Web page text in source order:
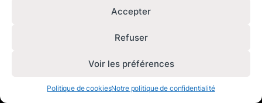
Accepter
Refuser
Voir les préférences
Politique de cookiesNotre politique de confidentialité